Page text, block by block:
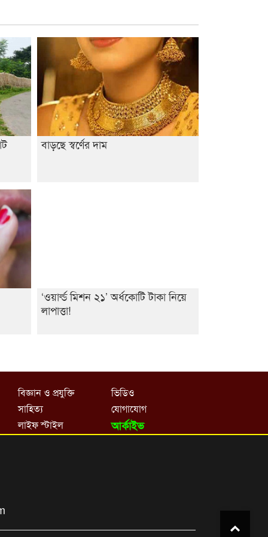
বাড়ছে স্বর্ণের দাম
‘ওয়ার্ল্ড মিশন ২১’ অর্ধকোটি টাকা নিয়ে
লাপাত্তা!
বিজ্ঞান ও প্রযুক্তি
সাহিত্য
লাইফ স্টাইল
ভিডিও
যোগাযোগ
আর্কাইভ